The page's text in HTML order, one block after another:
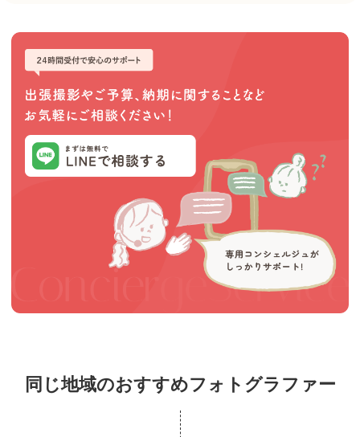
同じ地域のおすすめフォトグラファー